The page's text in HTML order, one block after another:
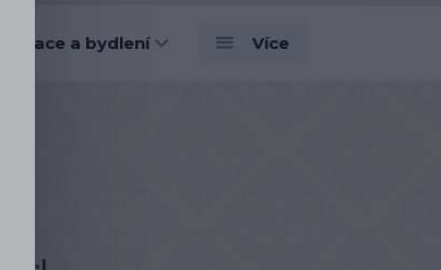
a bydlení Více